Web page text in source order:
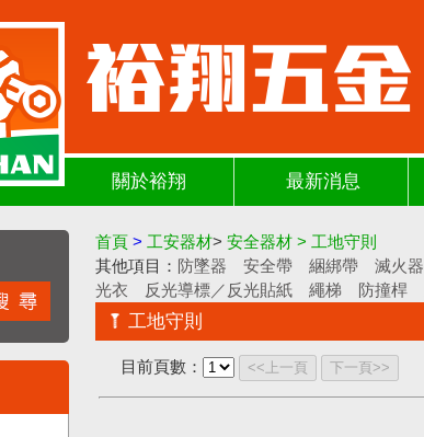
關於裕翔 最新消息
首頁 > 工安器材> 安全器材 > 工地守則
其他項目： 防墜器 安全帶 綑綁帶 滅火器
光衣
反光導標／反光貼紙 繩梯 防撞桿
工地守則
目前頁數： <<上一頁 下一頁>>